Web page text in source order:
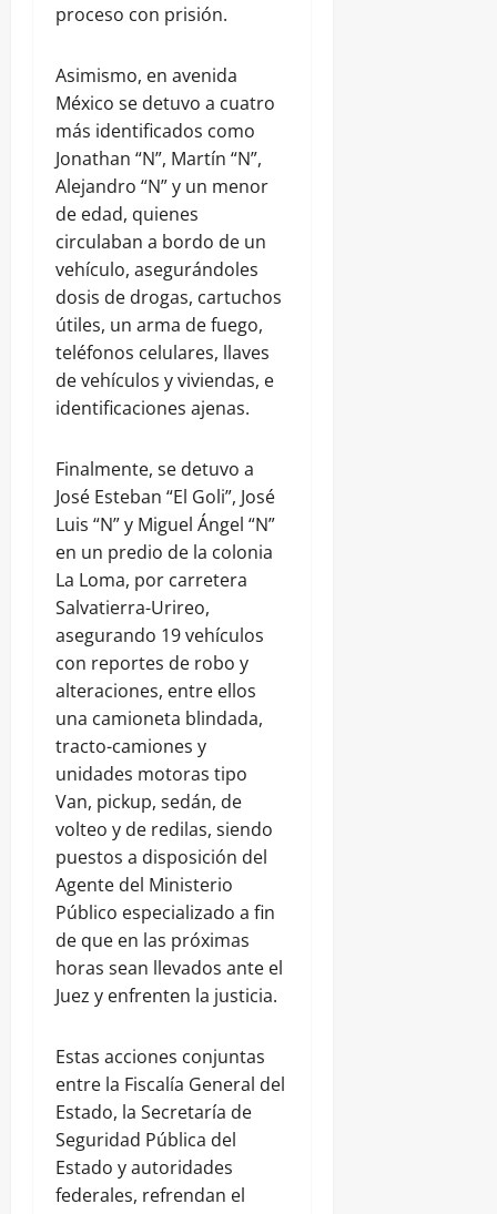
proceso con prisión.
Asimismo, en avenida
México se detuvo a cuatro
más identificados como
Jonathan “N”, Martín “N”,
Alejandro “N” y un menor
de edad, quienes
circulaban a bordo de un
vehículo, asegurándoles
dosis de drogas, cartuchos
útiles, un arma de fuego,
teléfonos celulares, llaves
de vehículos y viviendas, e
identificaciones ajenas.
Finalmente, se detuvo a
José Esteban “El Goli”, José
Luis “N” y Miguel Ángel “N”
en un predio de la colonia
La Loma, por carretera
Salvatierra-Urireo,
asegurando 19 vehículos
con reportes de robo y
alteraciones, entre ellos
una camioneta blindada,
tracto-camiones y
unidades motoras tipo
Van, pickup, sedán, de
volteo y de redilas, siendo
puestos a disposición del
Agente del Ministerio
Público especializado a fin
de que en las próximas
horas sean llevados ante el
Juez y enfrenten la justicia.
Estas acciones conjuntas
entre la Fiscalía General del
Estado, la Secretaría de
Seguridad Pública del
Estado y autoridades
federales, refrendan el